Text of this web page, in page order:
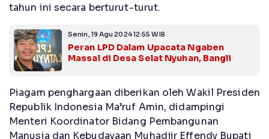
tahun ini secara berturut-turut.
Senin, 19 Agu 2024 12:55 WIB
Peran LPD Dalam Upacata Ngaben
Massal di Desa Selat Nyuhan, Bangli
Piagam penghargaan diberikan oleh Wakil Presiden
Republik Indonesia Ma’ruf Amin, didampingi
Menteri Koordinator Bidang Pembangunan
Manusia dan Kebudayaan Muhadjir Effendy Bupati